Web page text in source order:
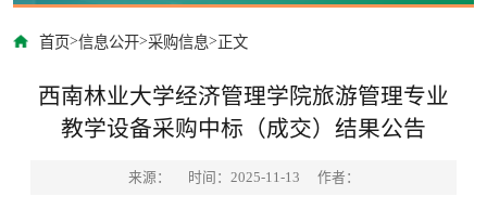
首页>信息公开>采购信息>正文
西南林业大学经济管理学院旅游管理专业
教学设备采购中标（成交）结果公告
来源： 时间：2025-11-13 作者：